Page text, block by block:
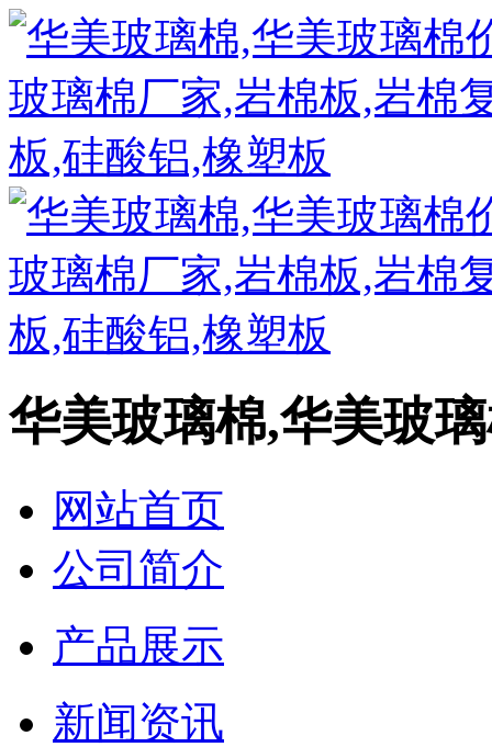
华美玻璃棉,华美玻
网站首页
公司简介
产品展示
新闻资讯